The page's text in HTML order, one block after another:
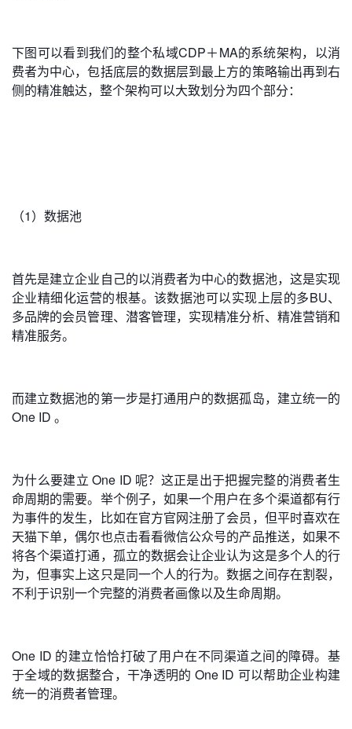
下图可以看到我们的整个私域CDP＋MA的系统架构，以消
费者为中心，包括底层的数据层到最上方的策略输出再到右
侧的精准触达，整个架构可以大致划分为四个部分：
（1）数据池
首先是建立企业自己的以消费者为中心的数据池，这是实现
企业精细化运营的根基。该数据池可以实现上层的多BU、
多品牌的会员管理、潜客管理，实现精准分析、精准营销和
精准服务。
而建立数据池的第一步是打通用户的数据孤岛，建立统一的
One ID 。
为什么要建立 One ID 呢？这正是出于把握完整的消费者生
命周期的需要。举个例子，如果一个用户在多个渠道都有行
为事件的发生，比如在官方官网注册了会员，但平时喜欢在
天猫下单，偶尔也点击看看微信公众号的产品推送，如果不
将各个渠道打通，孤立的数据会让企业认为这是多个人的行
为，但事实上这只是同一个人的行为。数据之间存在割裂，
不利于识别一个完整的消费者画像以及生命周期。
One ID 的建立恰恰打破了用户在不同渠道之间的障碍。基
于全域的数据整合，干净透明的 One ID 可以帮助企业构建
统一的消费者管理。